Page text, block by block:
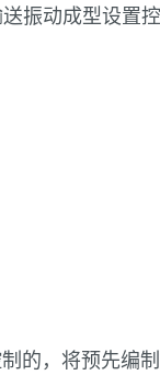
振动成型设置
的，将预先